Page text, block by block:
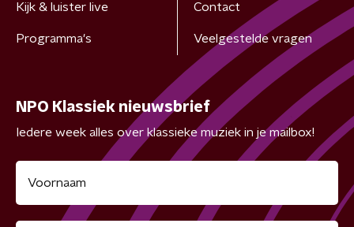
Kijk & luister live
Programma's
Contact
Veelgestelde vragen
NPO Klassiek nieuwsbrief
Iedere week alles over klassieke muziek in je mailbox!